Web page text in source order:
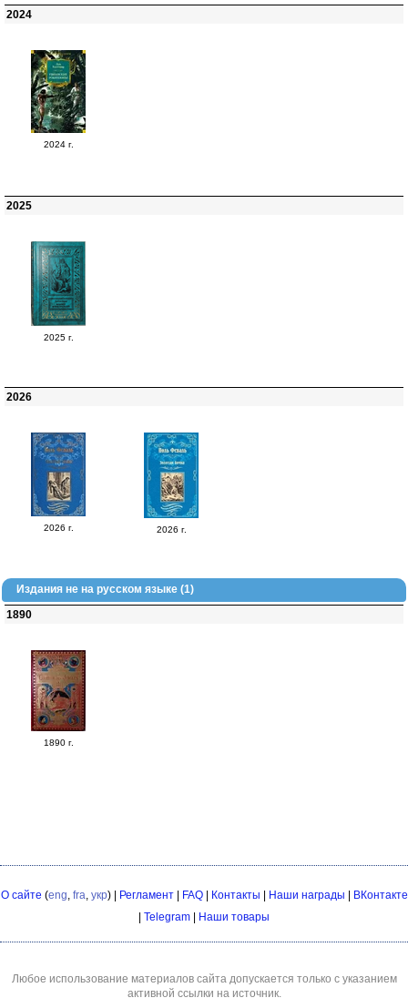
2024
2024 г.
2025
2025 г.
2026
2026 г. 2026 г.
Издания не на русском языке (1)
1890
1890 г.
О сайте (eng, fra, укр) | Регламент| FAQ| Контакты Наши награды
ВКонтакте
Telegram Наши товары
Любое использование материалов сайта допускается только с указанием
активной ссылки на источник.